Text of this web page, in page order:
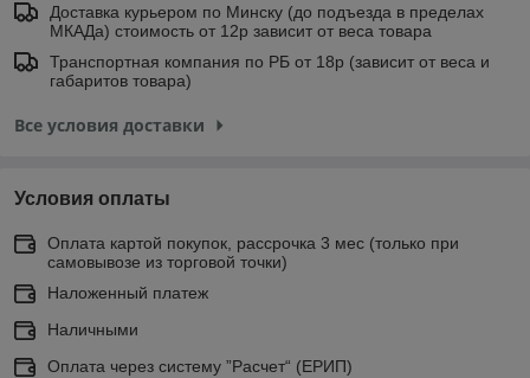
Доставка курьером по Минску (до подъезда в пределах
МКАДа) стоимость от 12р зависит от веса товара
Транспортная компания по РБ от 18р (зависит от веса и
габаритов товара)
Все условия доставки
Условия оплаты
Оплата картой покупок, рассрочка 3 мес (только при
самовывозе из торговой точки)
Наложенный платеж
Наличными
Оплата через систему ”Расчет“ (ЕРИП)